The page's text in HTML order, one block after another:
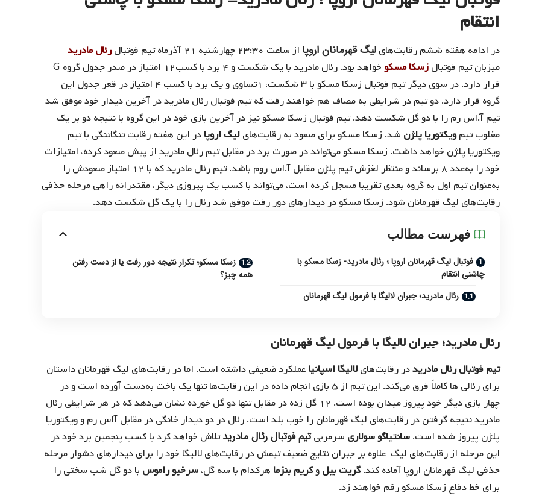
انتقام
در ادامه هفته ششم رقابت‌هایلیگ قهرمانان اروپا از ساعت ۲۳:۳۰ چهارشنبه ۲۱ آذرماه تیم فوتبال
رئال مادرید
میزبان تیم فوتبالزسکا مسکو
خواهد بود. رئال مادرید با یک شکست و ۴ برد با کسب۱۲ امتیاز در صدر جدول گروه G
قرار دارد. در سوی دیگر تیم فوتبال زسکا مسکو با ۳ شکست، ۱تساوی و یک برد با کسب ۴ امتیاز در قعر جدول این
گروه قرار دارد. دو تیم در شرایطی به مصاف هم خواهند رفت که تیم فوتبال رئال مادرید در آخرین دیدار خود موفق شد
تیم آ.اس رم را با دو گل شکست دهد. تیم فوتبال زسکا مسکو نیز در آخرین بازی خود در این گروه با نتیجه دو بر یک
مغلوب تیمویکتوریا پلژن شد. زسکا مسکو برای صعود به رقابت‌هایلیگ اروپادر این هفته رقابت تنگاتنگی با تیم
ویکتوریا پلژن خواهد داشت. زسکا مسکو می‌تواند در صورت برد در مقابل تیم رئال مادریدِ از پیش صعود کرده، امتیازات
خود را به‌عدد ۸ برساند و منتظر لغزش تیم پلژن مقابل آ.اس روم باشد. تیم رئال مادرید که با ۱۲ امتیاز صعودش را
به‌عنوان تیم اول به گروه بعدی تقریبا مسجل کرده است، می‌تواند با کسب یک پیروزی دیگر، مقتدرانه راهی مرحله حذفی
رقابت‌های لیگ قهرمانان شود. زسکا مسکو در دیدارهای دور رفت موفق شد رئال را با یک گل شکست دهد.
فهرست مطالب
فوتبال لیگ قهرمانان اروپا ؛ رئال مادرید- زسکا مسکو با
چاشنی انتقام
رئال مادرید؛ جبران لالیگا با فرمول لیگ قهرمانان
زسکا مسکو؛ تکرار نتیجه دور رفت یا از دست رفتن
همه چیز؟
رئال مادرید؛ جبران لالیگا با فرمول لیگ قهرمانان
تیم فوتبال رئال مادریددر رقابت‌هایلالیگا اسپانیاعملکرد ضعیفی داشته است. اما در رقابت‌های لیگ قهرمانان داستان
برای رئالی ها کاملاً فرق می‌کند. این تیم از ۵ بازی انجام داده در این رقابت‌ها تنها یک باخت به‌دست آورده است و در
چهار بازی دیگر خود پیروز میدان بوده است. ۱۲ گل زده در مقابل تنها دو گل خورده نشان می‌دهد که در هر شرایطی رئال
مادرید نتیجه گرفتن در رقابت‌های لیگ قهرمانان را خوب بلد است. رئال در دو دیدار خانگی در مقابل آاس رم و ویکتوریا
پلژن پیروز شده است.سانتیاگو سولاری سرمربیتیم فوتبال رئال مادریدتلاش خواهد کرد با کسب پنجمین برد خود در
این مرحله از رقابت‌های لیگ علاوه‌ بر جبران نتایج ضعیف تیمش در رقابت‌های لالیگا خود را برای دیدارهای دشوار مرحله
حذفی لیگ قهرمانان اروپا آماده کند.گریت بیلوکریم بنزما هرکدام با سه گل،سرخیو راموس با دو گل شب سختی را
برای خط دفاع زسکا مسکو رقم خواهند زد.